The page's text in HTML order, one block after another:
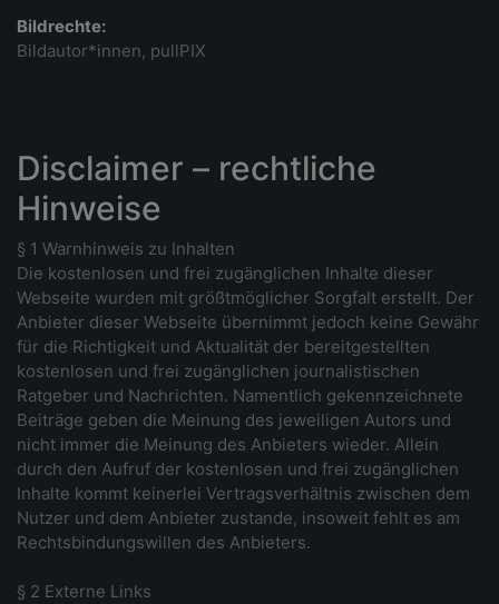
Bildrechte:
Bildautor*innen, pullPIX
Disclaimer – rechtliche
Hinweise
§ 1 Warnhinweis zu Inhalten
Die kostenlosen und frei zugänglichen Inhalte dieser
Webseite wurden mit größtmöglicher Sorgfalt erstellt. Der
Anbieter dieser Webseite übernimmt jedoch keine Gewähr
für die Richtigkeit und Aktualität der bereitgestellten
kostenlosen und frei zugänglichen journalistischen
Ratgeber und Nachrichten. Namentlich gekennzeichnete
Beiträge geben die Meinung des jeweiligen Autors und
nicht immer die Meinung des Anbieters wieder. Allein
durch den Aufruf der kostenlosen und frei zugänglichen
Inhalte kommt keinerlei Vertragsverhältnis zwischen dem
Nutzer und dem Anbieter zustande, insoweit fehlt es am
Rechtsbindungswillen des Anbieters.
§ 2 Externe Links